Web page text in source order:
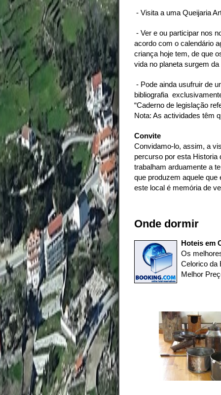
- Visita a uma Queijaria
- Ver e ou participar nos
acordo com o calendário
criança hoje tem, de que
vida no planeta surgem da
- Pode ainda usufruir de
bibliografia
“Caderno de legislação
Nota: As actividades têm
Convite
Convidamo-lo, assim, a
percurso por esta Historia
trabalham arduamente a
que produzem aquele que
este local é memória de
Onde dormir
Hoteis em
Os
Celorico da
Melhor